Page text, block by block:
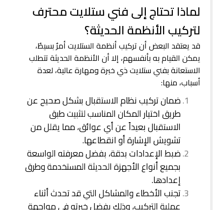
لماذا تحتاج إلى فني ستلايت محترف
لتركيب الأنظمة الحديثة؟
قد يعتقد البعض أن تركيب أنظمة الستلايت أمرٌ بسيطٌ،
يمكن القيام به بأنفسهم، إلا أن الأنظمة الحديثة تتطلب
الاستعانة بفني ستلايت ذي خبرة ومهارة عالية، لعدة
أسباب، منها:
ضمان تركيب نظام الاستقبال بشكل صحيح عن
طريق اختيار المكان المناسب لتثبيت طبق
الاستقبال بعيداً عن أي عوائق، مما يقلل من
تشويش الإشارة أو انقطاعها.
ضبط الإعدادات بدقة، بفضل معرفته الواسعة
بجميع أنواع الأجهزة الحديثة المستخدمة وطرق
إعدادها.
تجنب الأخطاء والمشاكل التي قد تحدث أثناء
عملية التركيب، وذلك بفضل خبرته في مواجهة